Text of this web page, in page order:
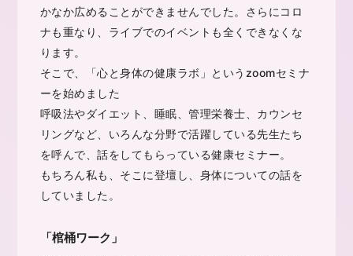
かなか広めることができませんでした。さらにコロ
ナも重なり、ライブでのイベントも全くできなくな
ります。
そこで、「心と身体の健康ラボ」というzoomセミナ
ーを始めました
呼吸法やダイエット、睡眠、管理栄養士、カウンセ
リングなど、いろんな分野で活躍している先生たち
を呼んで、話をしてもらっている健康セミナー。
もちろん私も、そこに登壇し、身体についての話を
していました。
「棺桶ワーク」